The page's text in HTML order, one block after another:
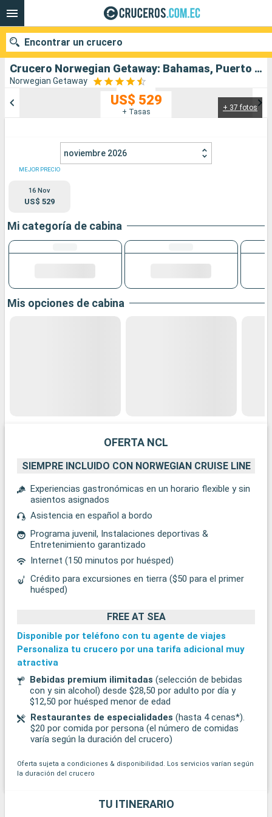
Crucero Norwegian Getaway: Bahamas, Puerto Rico, República Dominicana, Estados Unidos salida desde Orlando
Norwegian Getaway
+ 37 fotos
US$ 529
+ Tasas
noviembre 2026
MEJOR PRECIO
16 Nov
US$ 529
Mi categoría de cabina
Mis opciones de cabina
OFERTA NCL
SIEMPRE INCLUIDO CON NORWEGIAN CRUISE LINE
Experiencias gastronómicas en un horario flexible y sin
asientos asignados
Asistencia en español a bordo
Programa juvenil, Instalaciones deportivas &
Entretenimiento garantizado
Internet (150 minutos por huésped)
Crédito para excursiones en tierra ($50 para el primer
huésped)
FREE AT SEA
Disponible por teléfono con tu agente de viajes
Personaliza tu crucero por una tarifa adicional muy
atractiva
Bebidas premium ilimitadas (selección de bebidas
con y sin alcohol) desde $28,50 por adulto por día y
$12,50 por huésped menor de edad
Restaurantes de especialidades (hasta 4 cenas*).
$20 por comida por persona (el número de comidas
varía según la duración del crucero)
Oferta sujeta a condiciones & disponibilidad. Los servicios varían según
la duración del crucero
TU ITINERARIO
Encontrar un crucero
Puertos Compañías